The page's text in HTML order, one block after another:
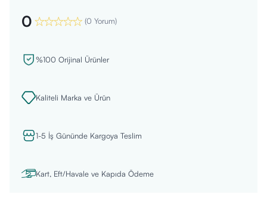
0 (0 Yorum)
%100 Orijinal Ürünler
Kaliteli Marka ve Ürün
1-5 İş Gününde Kargoya Teslim
Kart, Eft/Havale ve Kapıda Ödeme